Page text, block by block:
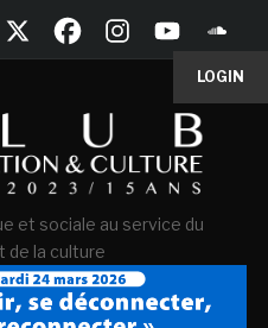
LOGIN
et sociale au service du
de la culture